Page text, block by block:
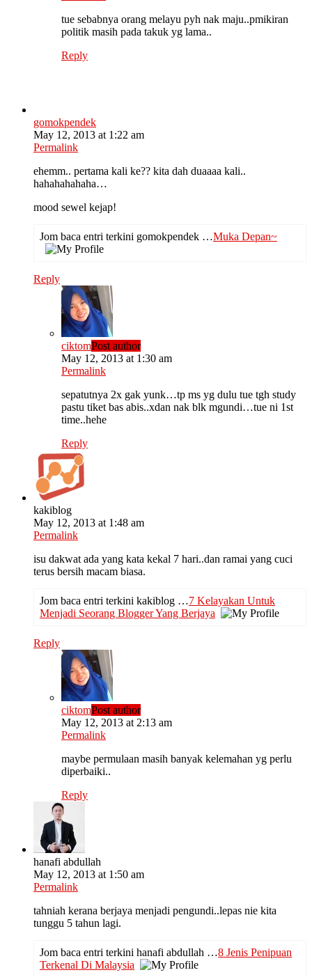
tue sebabnya orang melayu pyh nak maju..pmikiran
politik masih pada takuk yg lama..
Reply
gomokpendek
May 12, 2013 at 1:22 am
Permalink
ehemm.. pertama kali ke?? kita dah duaaaa kali..
hahahahahaha…
mood sewel kejap!
Jom baca entri terkini gomokpendek …Muka Depan~
Reply
ciktomPost author
May 12, 2013 at 1:30 am
Permalink
sepatutnya 2x gak yunk…tp ms yg dulu tue tgh study
pastu tiket bas abis..xdan nak blk mgundi…tue ni 1st
time..hehe
Reply
kakiblog
May 12, 2013 at 1:48 am
Permalink
isu dakwat ada yang kata kekal 7 hari..dan ramai yang cuci
terus bersih macam biasa.
Jom baca entri terkini kakiblog …7 Kelayakan Untuk
Menjadi Seorang Blogger Yang Berjaya
Reply
ciktomPost author
May 12, 2013 at 2:13 am
Permalink
maybe permulaan masih banyak kelemahan yg perlu
diperbaiki..
Reply
hanafi abdullah
May 12, 2013 at 1:50 am
Permalink
tahniah kerana berjaya menjadi pengundi..lepas nie kita
tunggu 5 tahun lagi.
Jom baca entri terkini hanafi abdullah …8 Jenis Penipuan
Terkenal Di Malaysia